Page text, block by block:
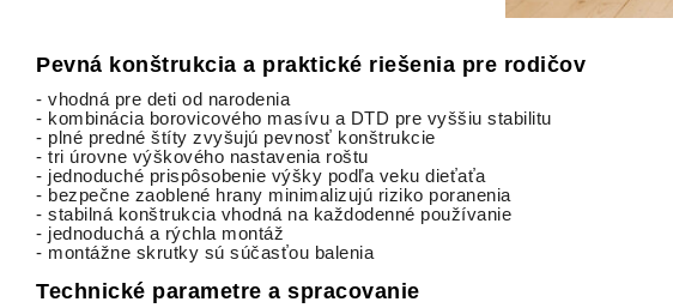
Pevná konštrukcia a praktické riešenia pre rodičov
- vhodná pre deti od narodenia
- kombinácia borovicového masívu a DTD pre vyššiu stabilitu
- plné predné štíty zvyšujú pevnosť konštrukcie
- tri úrovne výškového nastavenia roštu
- jednoduché prispôsobenie výšky podľa veku dieťaťa
- bezpečne zaoblené hrany minimalizujú riziko poranenia
- stabilná konštrukcia vhodná na každodenné používanie
- jednoduchá a rýchla montáž
- montážne skrutky sú súčasťou balenia
Technické parametre a spracovanie